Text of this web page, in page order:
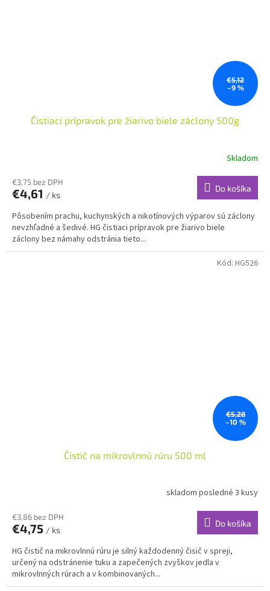
€5,12
–9 %
Čistiaci prípravok pre žiarivo biele záclony 500g
Skladom
€3,75 bez DPH
€4,61 / ks
Do košíka
Pôsobením prachu, kuchynských a nikotínových výparov sú záclony
nevzhľadné a šedivé. HG čistiaci prípravok pre žiarivo biele
záclony bez námahy odstránia tieto...
€5,28
–10 %
Čistič na mikrovlnnú rúru 500 ml
skladom posledné 3 kusy
€3,86 bez DPH
€4,75 / ks
Do košíka
HG čistič na mikrovlnnú rúru je silný každodenný čisič v spreji,
určený na odstránenie tuku a zapečených zvyškov jedla v
mikrovlnných rúrach a v kombinovaných...
Kód: HG526